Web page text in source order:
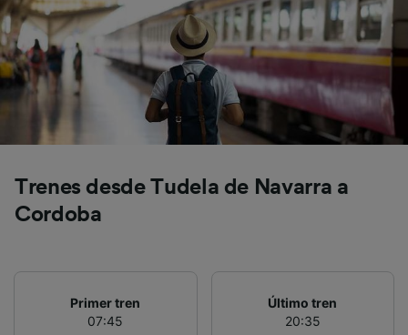
Trenes desde Tudela de Navarra a
Cordoba
Primer tren
07:45
Último tren
20:35
precisa. Analizar activamente las
características del dispositivo para su
identificación. Almacenar la información en un
dispositivo y/o acceder a ella. Publicidad y
contenido personalizados, medición de
publicidad y contenido, investigación de
audiencia y desarrollo de servicios.